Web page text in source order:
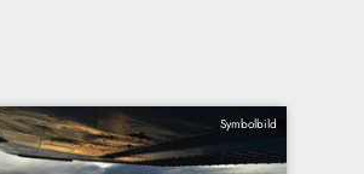
Symbolbild